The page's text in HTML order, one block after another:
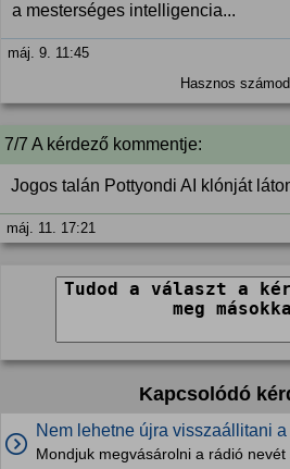
a mesterséges intelligencia...
máj. 9. 11:45
Hasznos
7/7 A kérdező kommentje:
Jogos talán Pottyondi AI klónját
máj. 11. 17:21
Kapcsolódó
Nem lehetne újra visszaállitani
Mondjuk megvásárolni a rádió